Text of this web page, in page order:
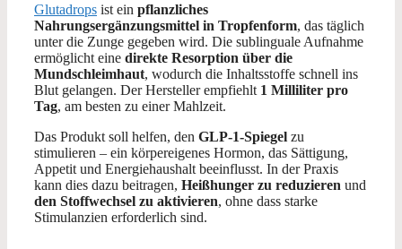
Glutadrops ist ein pflanzliches
Nahrungsergänzungsmittel in Tropfenform, das täglich
unter die Zunge gegeben wird. Die sublinguale Aufnahme
ermöglicht eine direkte Resorption über die
Mundschleimhaut, wodurch die Inhaltsstoffe schnell ins
Blut gelangen. Der Hersteller empfiehlt 1 Milliliter pro
Tag, am besten zu einer Mahlzeit.
Das Produkt soll helfen, den GLP-1-Spiegel zu
stimulieren – ein körpereigenes Hormon, das Sättigung,
Appetit und Energiehaushalt beeinflusst. In der Praxis
kann dies dazu beitragen, Heißhunger zu reduzieren und
den Stoffwechsel zu aktivieren, ohne dass starke
Stimulanzien erforderlich sind.